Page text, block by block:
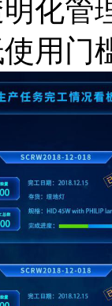
化管
用门